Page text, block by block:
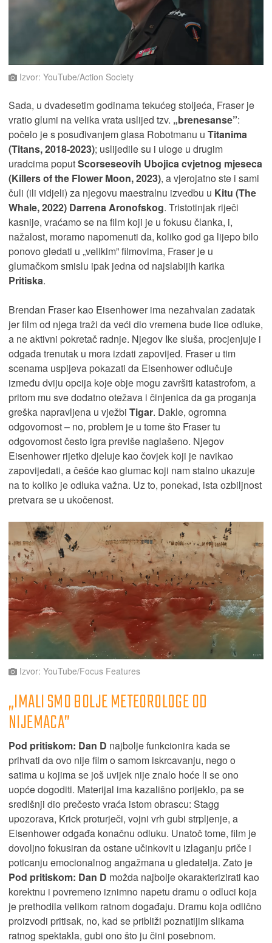
Izvor: YouTube/Action Society
Sada, u dvadesetim godinama tekućeg stoljeća, Fraser je
vratio glumi na velika vrata uslijed tzv. „brenesanse”:
počelo je s posuđivanjem glasa Robotmanu u Titanima
(Titans, 2018-2023); uslijedile su i uloge u drugim
uradcima poputScorseseovih Ubojica cvjetnog mjeseca
(Killers of the Flower Moon, 2023), a vjerojatno ste i sami
čuli (ili vidjeli) za njegovu maestralnu izvedbu u Kitu (The
Whale, 2022) Darrena Aronofskog. Tristotinjak riječi
kasnije, vraćamo se na film koji je u fokusu članka, i,
nažalost, moramo napomenuti da, koliko god ga lijepo bilo
ponovo gledati u „velikim” filmovima, Fraser je u
glumačkom smislu ipak jedna od najslabijih karika
Pritiska.
Brendan Fraser kao Eisenhower ima nezahvalan zadatak
jer film od njega traži da veći dio vremena bude lice odluke,
a ne aktivni pokretač radnje. Njegov Ike sluša, procjenjuje i
odgađa trenutak u mora izdati zapovijed. Fraser u tim
scenama uspijeva pokazati da Eisenhower odlučuje
između dviju opcija koje obje mogu završiti katastrofom, a
pritom mu sve dodatno otežava i činjenica da ga proganja
greška napravljena u vježbi Tigar. Dakle, ogromna
odgovornost – no, problem je u tome što Fraser tu
odgovornost često igra previše naglašeno. Njegov
Eisenhower rijetko djeluje kao čovjek koji je navikao
zapovijedati, a češće kao glumac koji nam stalno ukazuje
na to koliko je odluka važna. Uz to, ponekad, ista ozbiljnost
pretvara se u ukočenost.
Izvor: YouTube/Focus Features
„IMALI SMO BOLJE METEOROLOGE OD
NIJEMACA”
Pod pritiskom: Dan D najbolje funkcionira kada se
prihvati da ovo nije film o samom iskrcavanju, nego o
satima u kojima se još uvijek nije znalo hoće li se ono
uopće dogoditi. Materijal ima kazališno porijeklo, pa se
središnji dio prečesto vraća istom obrascu: Stagg
upozorava, Krick proturječi, vojni vrh gubi strpljenje, a
Eisenhower odgađa konačnu odluku. Unatoč tome, film je
dovoljno fokusiran da ostane učinkovit u izlaganju priče i
poticanju emocionalnog angažmana u gledatelja. Zato je
Pod pritiskom: Dan D možda najbolje okarakterizirati kao
korektnu i povremeno iznimno napetu dramu o odluci koja
je prethodila velikom ratnom događaju. Dramu koja odlično
proizvodi pritisak, no, kad se približi poznatijim slikama
ratnog spektakla, gubi ono što ju čini posebnom.